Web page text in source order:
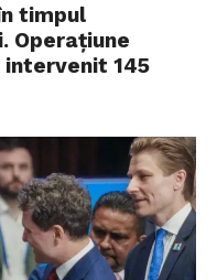
timpul
Operațiune
intervenit 145